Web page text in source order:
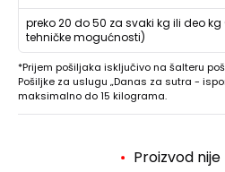
preko 20 do 50 za svaki kg ili deo
tehničke mogućnosti)
*Prijem pošiljaka isključivo na šalteru
Pošiljke za uslugu „Danas za sutra -
maksimalno do 15 kilograma.
Proizvod